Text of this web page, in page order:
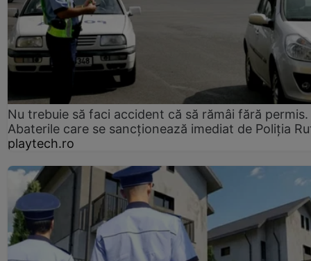
Nu trebuie să faci accident că să rămâi fără permis.
Abaterile care se sancționează imediat de Poliţia
playtech.ro